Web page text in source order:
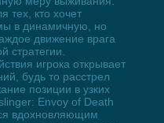
тех, кто хочет
в динамичную, но
движение врага
стратегии.
игрока открывает
будь то расстрел
позиции в узких
Envoy of Death
вдохновляющим